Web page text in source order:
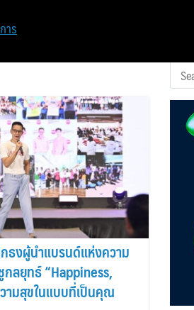
ธงผู้นำแบรนด์แห่งความ
ลยุทธ์ “Happiness,
ามสุขในแบบที่เป็นคุณ
าร